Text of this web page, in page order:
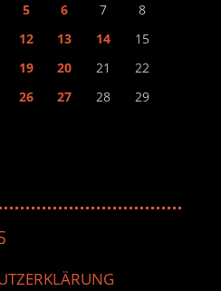
5 6 7
8
12 13 14
15
19 20 21
22
26 27 28
29